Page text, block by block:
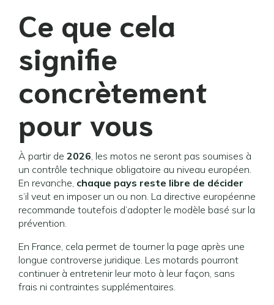
Ce que cela
signifie
concrètement
pour vous
À partir de 2026, les motos ne seront pas soumises à
un contrôle technique obligatoire au niveau européen.
En revanche, chaque pays reste libre de décider
s’il veut en imposer un ou non. La directive européenne
recommande toutefois d’adopter le modèle basé sur la
prévention.
En France, cela permet de tourner la page après une
longue controverse juridique. Les motards pourront
continuer à entretenir leur moto à leur façon, sans
frais ni contraintes supplémentaires.